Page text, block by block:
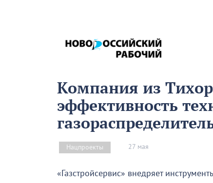
Компания из
эффективность
Нацпроекты 27 мая
«Газстройсервис» внедряет